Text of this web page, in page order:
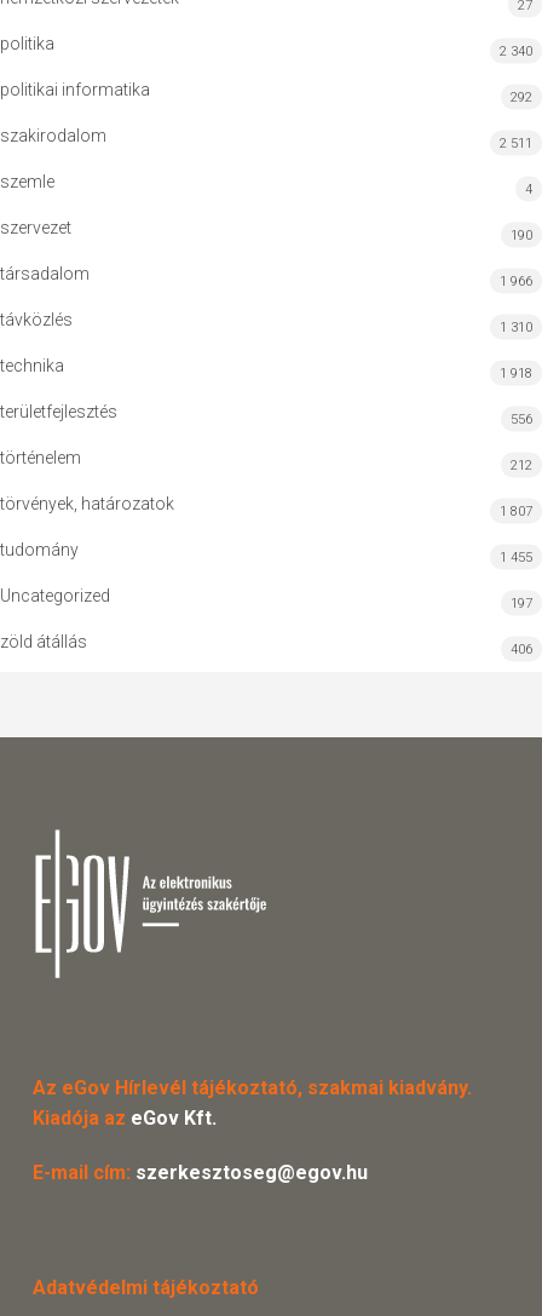
27
politika 2 340
politikai informatika 292
szakirodalom 2 511
szemle 4
szervezet 190
társadalom 1 966
távközlés 1 310
technika 1 918
területfejlesztés 556
történelem 212
törvények, határozatok 1 807
tudomány 1 455
Uncategorized 197
zöld átállás 406
Az eGov Hírlevél tájékoztató, szakmai kiadvány.
Kiadója az eGov Kft.
E-mail cím: szerkesztoseg@egov.hu
Adatvédelmi tájékoztató